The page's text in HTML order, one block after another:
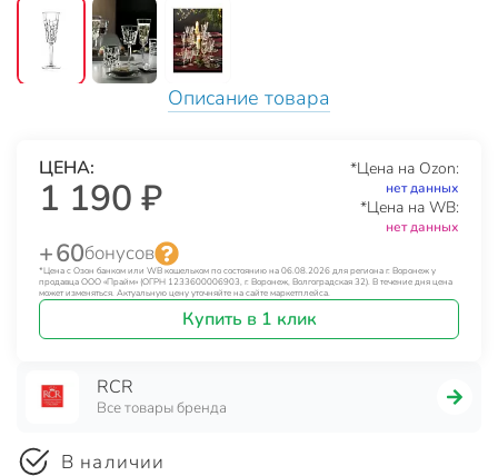
Описание товара
ЦЕНА:
1 190 ₽
*Цена на Ozon:
нет данных
*Цена на WB:
нет данных
+ 60бонусов
*Цена с Озон банком или WB кошельком по состоянию на 06.08.2026 для региона г. Воронеж у
продавца ООО «Прайм» (ОГРН 1233600006903, г. Воронеж, Волгоградская 32). В течение дня цена
может изменяться. Актуальную цену уточняйте на сайте маркетплейса.
Купить в 1 клик
RCR
Все товары бренда
В наличии